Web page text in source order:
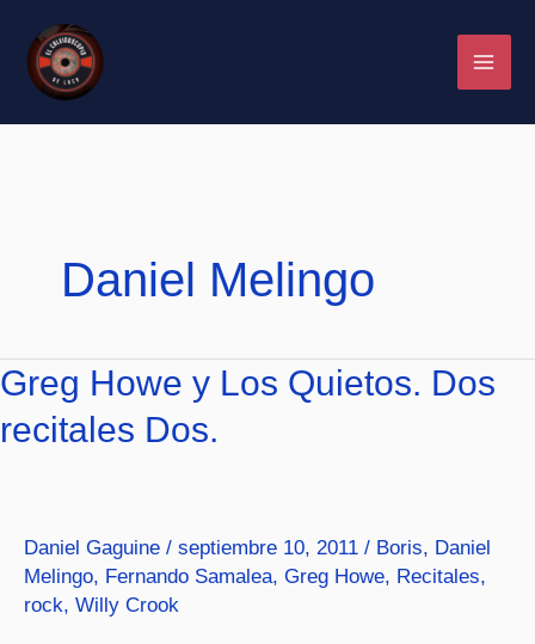
contenido
Daniel Melingo
Greg Howe y Los Quietos. Dos
recitales Dos.
Daniel Gaguine / septiembre 10, 2011 / Boris, Daniel
Melingo, Fernando Samalea, Greg Howe, Recitales,
rock, Willy Crook
Greg
Howe
y
Los
Dos.